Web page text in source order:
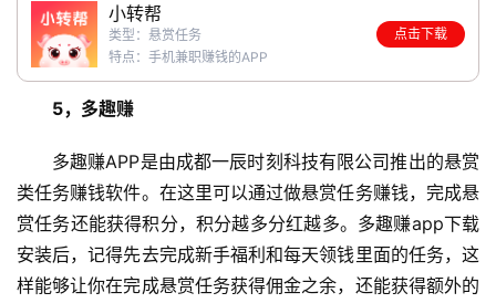
小转帮
类型：悬赏任务
特点：手机兼职赚钱的APP
点击下载
5，多趣赚
多趣赚APP是由成都一辰时刻科技有限公司推出的悬赏
类任务赚钱软件。在这里可以通过做悬赏任务赚钱，完成悬
赏任务还能获得积分，积分越多分红越多。多趣赚app下载
安装后，记得先去完成新手福利和每天领钱里面的任务，这
样能够让你在完成悬赏任务获得佣金之余，还能获得额外的